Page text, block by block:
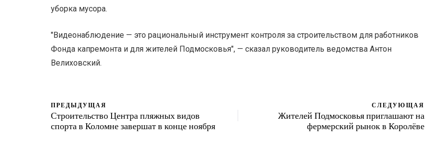
уборка мусора.
"Видеонаблюдение — это рациональный инструмент контроля за строительством для работников
Фонда капремонта и для жителей Подмосковья", — сказал руководитель ведомства Антон
Велиховский.
ПРЕДЫДУЩАЯ
Строительство Центра пляжных видов
спорта в Коломне завершат в конце ноября
СЛЕДУЮЩАЯ
Жителей Подмосковья приглашают на
фермерский рынок в Королёве